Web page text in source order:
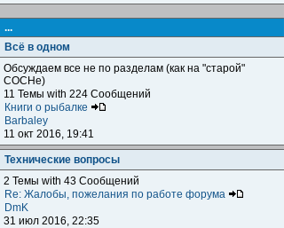
...
Всё в одном
Обсуждаем все не по разделам (как на "старой"
СОСНе)
11 Темы with 224 Сообщений
Книги о рыбалке
Barbaley
11 окт 2016, 19:41
Технические вопросы
2 Темы with 43 Сообщений
Re: Жалобы, пожелания по работе форума
DmK
31 июл 2016, 22:35